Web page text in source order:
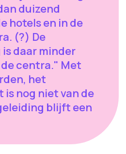
duizend
hotels en in de
(?) De
daar minder
centra." Met
het
nog niet van de
blijft een